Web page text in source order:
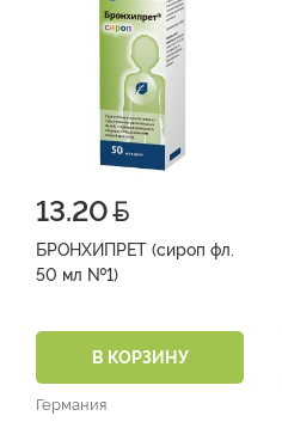
13.20
БРОНХИПРЕТ (сироп фл.
50 мл №1)
В КОРЗИНУ
Германия